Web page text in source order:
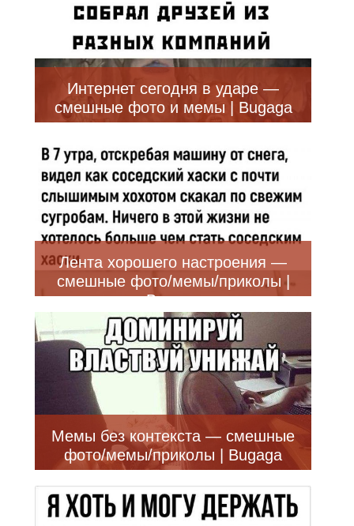
Интернет сегодня в ударе —
смешные фото и мемы | Bugaga
Лента хорошего настроения —
смешные фото/мемы/приколы |
Bugaga
Мемы без контекста — смешные
фото/мемы/приколы | Bugaga